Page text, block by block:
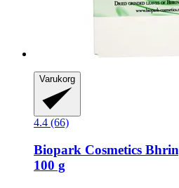
Varukorg
4.4 (66)
Biopark Cosmetics
100 g